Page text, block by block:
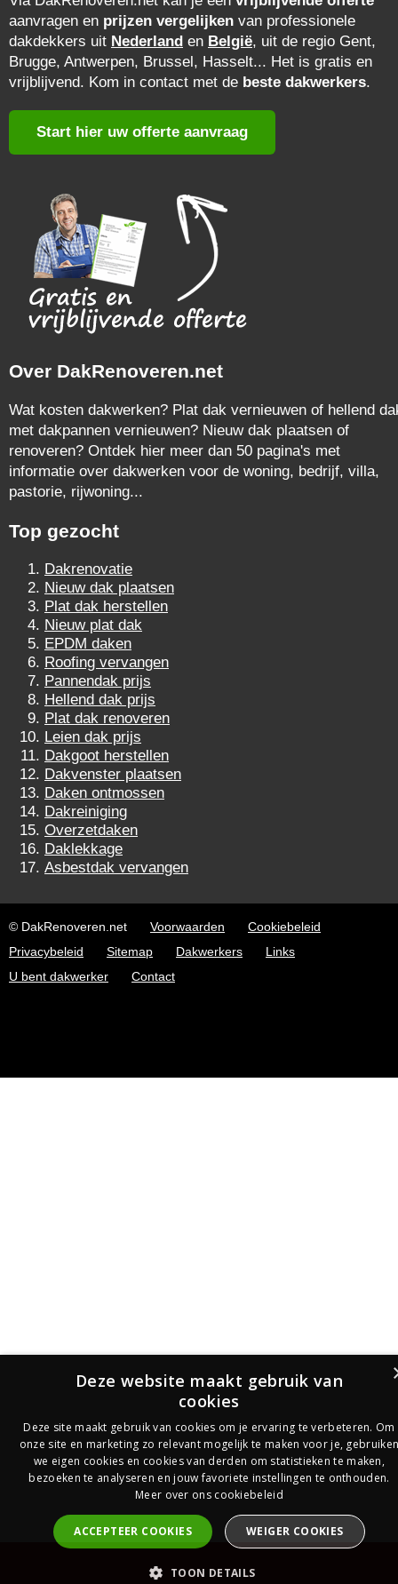
aanvragen en prijzen vergelijken van professionele
dakdekkers uit Nederland en België, uit de regio Gent,
Brugge, Antwerpen, Brussel, Hasselt... Het is gratis en
vrijblijvend. Kom in contact met de beste dakwerkers.
Start hier uw offerte aanvraag
Over DakRenoveren.net
Wat kosten dakwerken? Plat dak vernieuwen of hellend
met dakpannen vernieuwen? Nieuw dak plaatsen of
renoveren? Ontdek hier meer dan 50 pagina's met
informatie over dakwerken voor de woning, bedrijf, villa,
pastorie, rijwoning...
Top gezocht
Dakrenovatie
Nieuw dak plaatsen
Plat dak herstellen
Nieuw plat dak
EPDM daken
Roofing vervangen
Pannendak prijs
Hellend dak prijs
Plat dak renoveren
Leien dak prijs
Dakgoot herstellen
Dakvenster plaatsen
Daken ontmossen
Dakreiniging
Overzetdaken
Daklekkage
Asbestdak vervangen
© DakRenoveren.net Voorwaarden
Cookiebeleid
Privacybeleid
Sitemap Dakwerkers
Links
U bent dakwerker
Contact
PrijsOfferte
Deze website maakt gebruik van
cookies
Deze site maakt gebruik van cookies om je ervaring te verbeteren. Om
onze site en marketing zo relevant mogelijk te maken voor je,
we eigen cookies en cookies van derden om statistieken te maken,
bezoeken te analyseren en jouw favoriete instellingen te onthouden.
Meer over ons cookiebeleid
ACCEPTEER COOKIES WEIGER COOKIES
TOON DETAILS